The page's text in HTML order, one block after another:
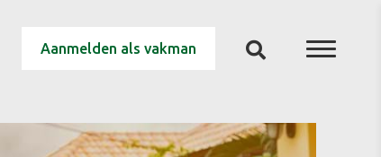
Aanmelden als vakman